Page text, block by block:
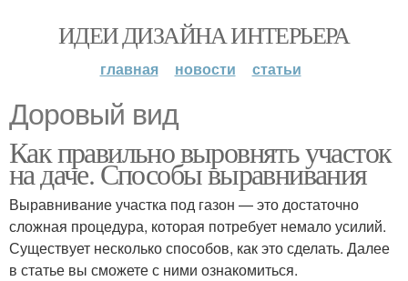
ИДЕИ ДИЗАЙНА ИНТЕРЬЕРА
главная новости статьи
Доровый вид
Как правильно выровнять участок
на даче. Способы выравнивания
Выравнивание участка под газон — это достаточно
сложная процедура, которая потребует немало усилий.
Существует несколько способов, как это сделать. Далее
в статье вы сможете с ними ознакомиться.